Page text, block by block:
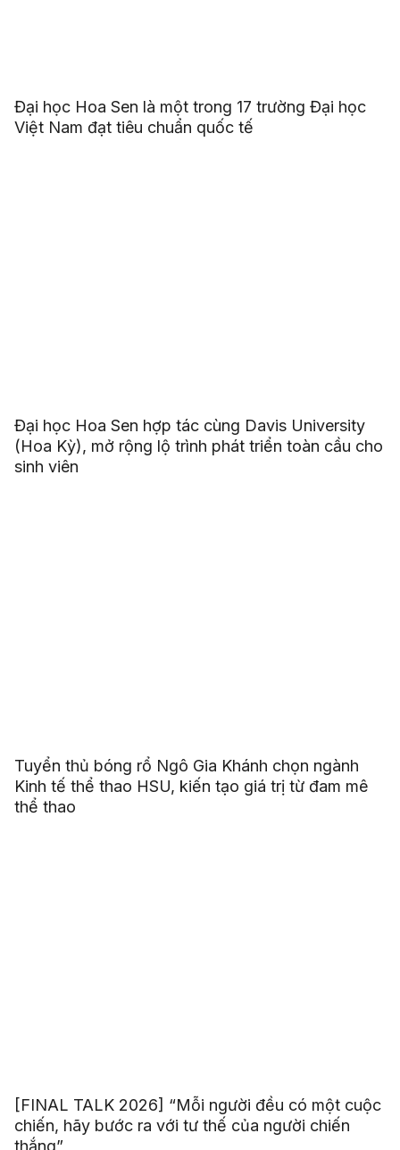
Đại học Hoa Sen là một trong 17 trường Đại học
Việt Nam đạt tiêu chuẩn quốc tế
Đại học Hoa Sen hợp tác cùng Davis University
(Hoa Kỳ), mở rộng lộ trình phát triển toàn cầu cho
sinh viên
Tuyển thủ bóng rổ Ngô Gia Khánh chọn ngành
Kinh tế thể thao HSU, kiến tạo giá trị từ đam mê
thể thao
[FINAL TALK 2026] “Mỗi người đều có một cuộc
chiến, hãy bước ra với tư thế của người chiến
thắng”